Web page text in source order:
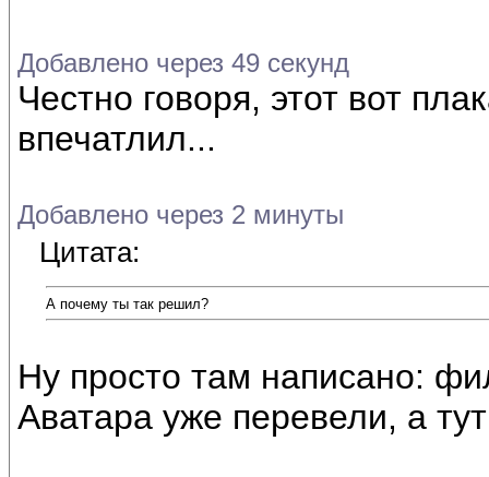
Добавлено через 49 секунд
Честно говоря, этот вот
впечатлил...
Добавлено через 2 минуты
Цитата:
А почему ты так решил?
Ну просто там написано:
Аватара уже перевели, а